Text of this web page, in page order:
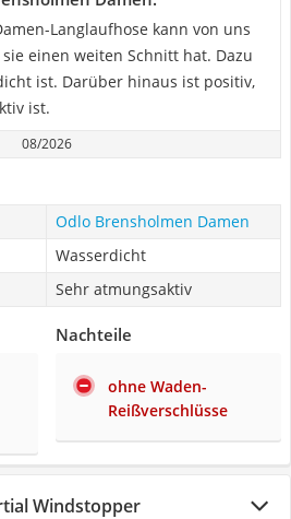
Langlaufhose kann von uns
einen weiten Schnitt hat. Dazu
ist. Darüber hinaus ist positiv,
ist.
08/2026
Odlo Brensholmen Damen
Wasserdicht
Sehr atmungsaktiv
Nachteile
ohne Waden-
Reißverschlüsse
Windstopper